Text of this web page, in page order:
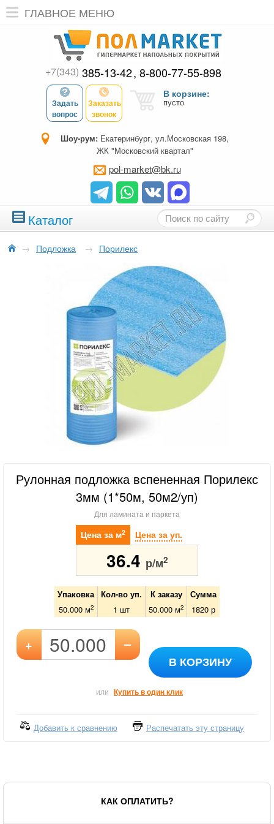
ГЛАВНОЕ МЕНЮ
+7(343) 385-13-42 8-800-77-55-898
Задать
вопрос
Заказать
звонок
В корзине:
пусто
Шоу-рум: Екатеринбург, ул.Московская 198,
ЖК "Московский квартал"
pol-market@bk.ru
Каталог
→ Подложка → Порилекс
Рулонная подложка вспененная Порилекс
3мм (1*50м, 50м2/уп)
Для ламината и паркета
Цена за м2 Цена за уп.
36.4 р/м2
Упаковка Кол-во уп. К заказу
Сумма
50.000 м2 1 шт 50.000 м2 1820 р
+ –
В КОРЗИНУ
или Купить в один клик
Добавить к сравнению Распечатать эту страницу
КАК ОПЛАТИТЬ?